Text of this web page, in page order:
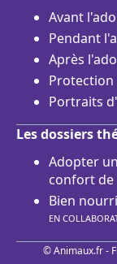
Avant
Pendant
Après
Protection
Portraits
Les dossiers
Adopter
confort de
Bien
EN
© Animaux.fr -